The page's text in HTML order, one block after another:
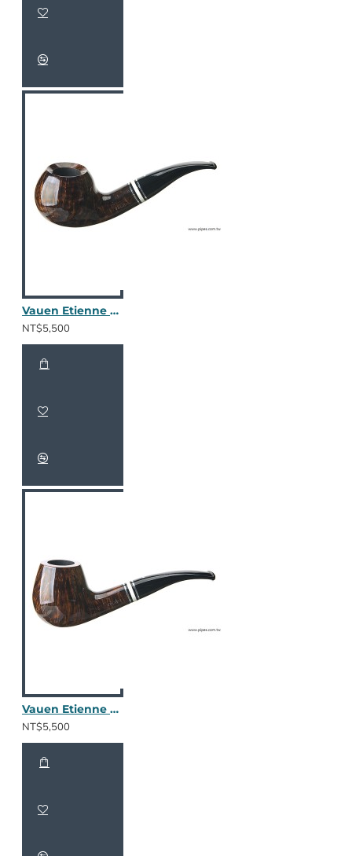
Vauen Etienne ET137
NT$5,500
Vauen Etienne ET161
NT$5,500